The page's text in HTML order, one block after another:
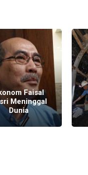
Faisal
Meninggal
Dunia